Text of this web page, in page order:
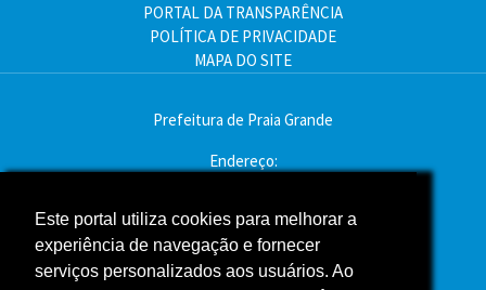
Este portal utiliza cookies para melhorar a
experiência de navegação e fornecer
serviços personalizados aos usuários. Ao
PORTAL DA TRANSPARÊNCIA
POLÍTICA DE PRIVACIDADE
MAPA DO SITE
Prefeitura de Praia Grande
Endereço:
CEP: 11704-900
Telefone:(13) 3496-2000